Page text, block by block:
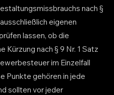
nach §
eigenen
lassen, ob die
nach § 9 Nr. 1 Satz
im Einzelfall
Punkte gehören in jede
sollten vor jeder